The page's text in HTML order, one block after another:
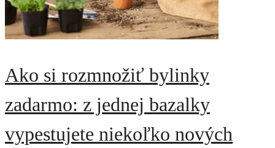
Ako si rozmnožiť bylinky
zadarmo: z jednej bazalky
vypestujete niekoľko nových